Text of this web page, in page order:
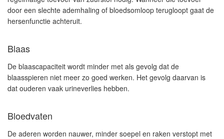
door een slechte ademhaling of bloedsomloop terugloopt gaat de
hersenfunctie achteruit.
Blaas
De blaascapaciteit wordt minder met als gevolg dat de
blaasspieren niet meer zo goed werken. Het gevolg daarvan is
dat ouderen vaak urineverlies hebben.
Bloedvaten
De aderen worden nauwer, minder soepel en raken verstopt met